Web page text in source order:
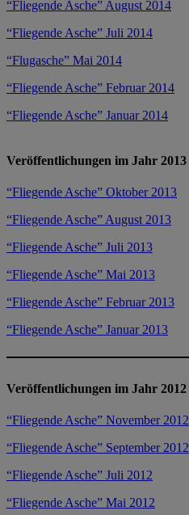
“Fliegende Asche” August 2014
“Fliegende Asche” Juli 2014
“Flugasche” Mai 2014
“Fliegende Asche” Februar 2014
“Fliegende Asche” Januar 2014
Veröffentlichungen im Jahr 2013
“Fliegende Asche” Oktober 2013
“Fliegende Asche” August 2013
“Fliegende Asche” Juli 2013
“Fliegende Asche” Mai 2013
“Fliegende Asche” Februar 2013
“Fliegende Asche” Januar 2013
Veröffentlichungen im Jahr 2012
“Fliegende Asche” November 2012
“Fliegende Asche” September 2012
“Fliegende Asche” Juli 2012
“Fliegende Asche” Mai 2012